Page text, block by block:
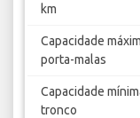
km
Capacidade
porta-malas
Capacidade
tronco